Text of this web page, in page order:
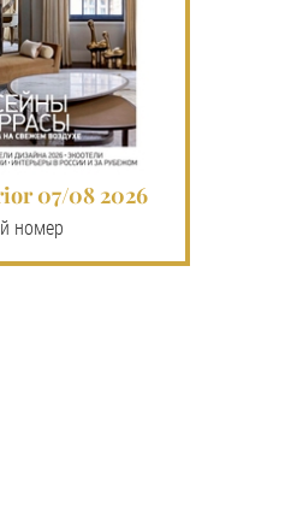
07/08 2026
номер